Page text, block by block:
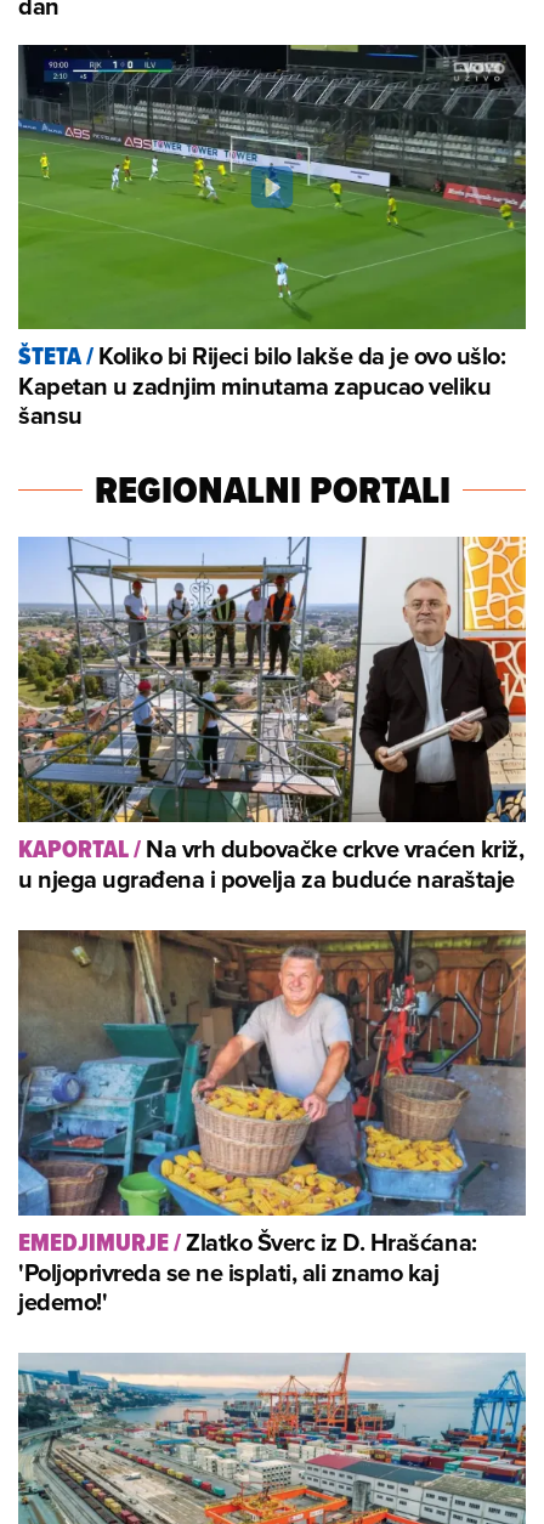
ŠTETA/Koliko bi Rijeci bilo lakše da je ovo ušlo:
Kapetan u zadnjim minutama zapucao veliku
šansu
REGIONALNI PORTALI
KAPORTAL/Na vrh dubovačke crkve vraćen križ,
u njega ugrađena i povelja za buduće naraštaje
EMEDJIMURJE/Zlatko Šverc iz D. Hrašćana:
'Poljoprivreda se ne isplati, ali znamo kaj
jedemo!'